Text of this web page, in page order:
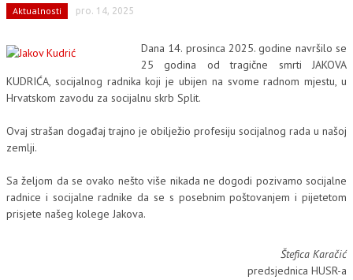
SOCIJALNI RAD
NADLEŽNOST I ORGANIZACIJA RADA
PUBLIKACIJE
O NAMA
Aktualnosti pro. 14, 2025
Dana 14. prosinca 2025. godine navršilo se
25 godina od tragične smrti JAKOVA
KUDRIĆA, socijalnog radnika koji je ubijen na svome radnom mjestu, u
Hrvatskom zavodu za socijalnu skrb Split.
Ovaj strašan događaj trajno je obilježio profesiju socijalnog rada u našoj
zemlji.
Sa željom da se ovako nešto više nikada ne dogodi pozivamo socijalne
radnice i socijalne radnike da se s posebnim poštovanjem i pijetetom
prisjete našeg kolege Jakova.
Štefica Karačić
predsjednica HUSR-a